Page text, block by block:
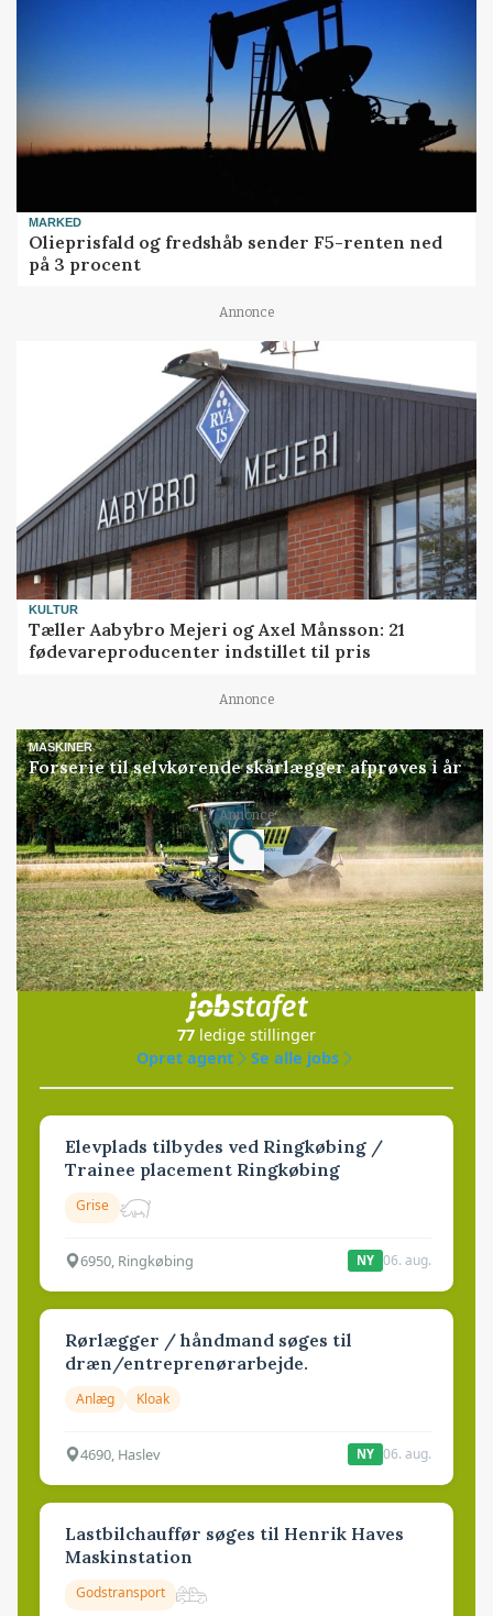
MARKED
Olieprisfald og fredshåb sender F5-renten ned
på 3 procent
Annonce
KULTUR
Tæller Aabybro Mejeri og Axel Månsson: 21
fødevareproducenter indstillet til pris
Annonce
MASKINER
Forserie til selvkørende skårlægger afprøves i år
Annonce
Loading...
Jobs
i samarbejde med
77 ledige stillinger
Opret agent
Se alle jobs
Elevplads tilbydes ved Ringkøbing /
Trainee placement Ringkøbing
Grise
6950, Ringkøbing NY 06. aug.
Rørlægger / håndmand søges til
dræn/entreprenørarbejde.
Anlæg Kloak
4690, Haslev NY 06. aug.
Lastbilchauffør søges til Henrik Haves
Maskinstation
Godstransport